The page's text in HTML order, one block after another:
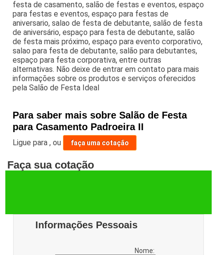
festa de casamento, salão de festas e eventos, espaço
para festas e eventos, espaço para festas de
aniversario, salao de festa de debutante, salão de festa
de aniversário, espaço para festa de debutante, salão
de festa mais próximo, espaço para evento corporativo,
salao para festa de debutante, salão para debutantes,
espaço para festa corporativa, entre outras
alternativas. Não deixe de entrar em contato para mais
informações sobre os produtos e serviços oferecidos
pela Salão de Festa Ideal
Para saber mais sobre Salão de Festa
para Casamento Padroeira II
Ligue para,ou faça uma cotação
Faça sua cotação
Informações Pessoais
Nome: